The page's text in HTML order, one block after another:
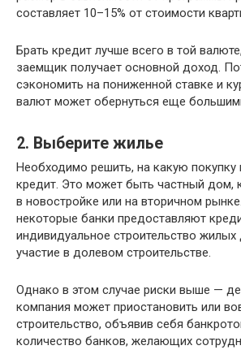
составляет 10–15% от стоимости
Брать кредит лучше всего в той
заемщик получает основной доход.
сэкономить на пониженной ставке и
валют может обернуться еще
2. Выберите жилье
Необходимо решить, на какую покупку
кредит. Это может быть частный дом,
в новостройке или на вторичном
некоторые банки предоставляют
индивидуальное строительство
участие в долевом строительстве.
Однако в этом случае риски выше —
компания может приостановить или
строительство, объявив себя
количество банков, желающих